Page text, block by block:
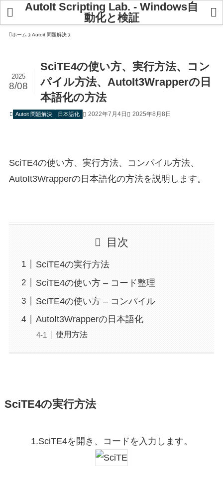
AutoIt Scripting Lab. - Windows自
動化と検証
ホーム Autoit 問題解決
SciTE4の使い方、実行方法、コン
パイル方法、AutoIt3Wrapperの日
本語化の方法
2025
8/08
Autoit 問題解決 日本語化 2022年7月4日 2025年8月8日
SciTE4の使い方、実行方法、コンパイル方法、
AutoIt3Wrapperの日本語化の方法を説明します。
目次
SciTE4の実行方法
SciTE4の使い方 – コード整理
SciTE4の使い方 – コンパイル
AutoIt3Wrapperの日本語化
使用方法
SciTE4の実行方法
1.SciTE4を開き、コードを入力します。